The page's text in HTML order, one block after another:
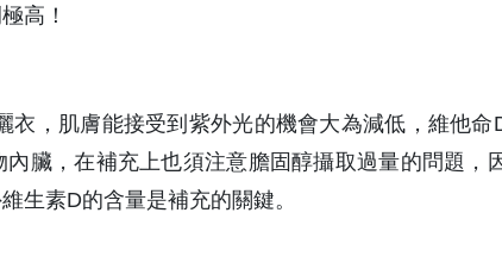
高！
衣，肌膚能接受到紫外光的機會大為減低，維他命
臟，在補充上也須注意膽固醇攝取過量的問題，
生素D的含量是補充的關鍵。